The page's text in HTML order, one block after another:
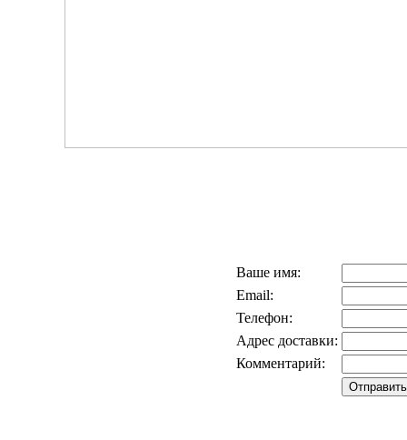
Ваше имя:
Email:
Телефон:
Адрес доставки:
Комментарий: